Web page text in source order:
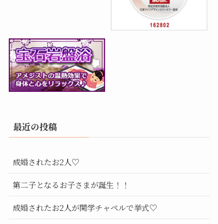
最近の投稿
成婚されたお2人♡
第二子となるお子さまが誕生！！
成婚されたお2人が関学チャペルで挙式♡